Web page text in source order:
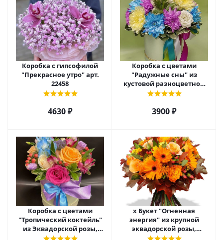
Коробка с гипсофилой
"Прекрасное утро" арт.
22458
4630 ₽
Коробка с цветами
"Радужные сны" из
кустовой разноцветной
хризантемы арт. 22457
3900 ₽
Коробка с цветами
"Тропический коктейль"
из Эквадорской розы,
эустомы, альстромерии
х Букет "Огненная
энергия" из крупной
эквадорской розы,
гиперикума и гермини.